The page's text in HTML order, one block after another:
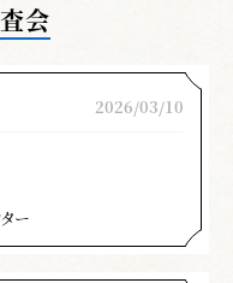
す。
「審判・審査上の
が記されていま
、礼法、刀の持
事柄が事細やかに
会
2026/03/10
ー